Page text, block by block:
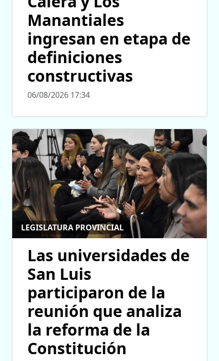
Manantiales
ingresan en etapa de
definiciones
constructivas
06/08/2026 17:34
LEGISLATURA PROVINCIAL
Las universidades de
San Luis
participaron de la
reunión que analiza
la reforma de la
Constitución